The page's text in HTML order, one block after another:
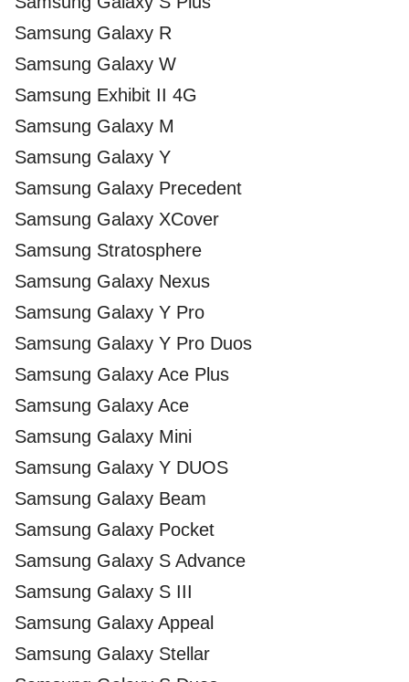
Samsung Galaxy R
Samsung Galaxy W
Samsung Exhibit II 4G
Samsung Galaxy M
Samsung Galaxy Y
Samsung Galaxy Precedent
Samsung Galaxy XCover
Samsung Stratosphere
Samsung Galaxy Nexus
Samsung Galaxy Y Pro
Samsung Galaxy Y Pro Duos
Samsung Galaxy Ace Plus
Samsung Galaxy Ace
Samsung Galaxy Mini
Samsung Galaxy Y DUOS
Samsung Galaxy Beam
Samsung Galaxy Pocket
Samsung Galaxy S Advance
Samsung Galaxy S III
Samsung Galaxy Appeal
Samsung Galaxy Stellar